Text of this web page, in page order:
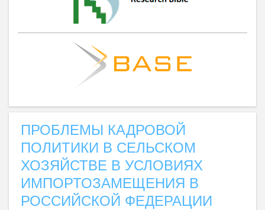
ПРОБЛЕМЫ КАДРОВОЙ
ПОЛИТИКИ В СЕЛЬСКОМ
ХОЗЯЙСТВЕ В УСЛОВИЯХ
ИМПОРТОЗАМЕЩЕНИЯ В
РОССИЙСКОЙ ФЕДЕРАЦИИ